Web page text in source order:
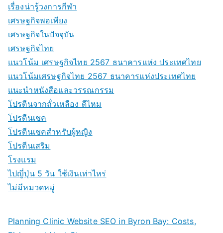
เรื่องน่ารู้วงการกีฬา
เศรษฐกิจพอเพียง
เศรษฐกิจในปัจจุบัน
เศรษฐกิจไทย
แนวโน้ม เศรษฐกิจไทย 2567 ธนาคารแห่ง ประเทศไทย
แนวโน้มเศรษฐกิจไทย 2567 ธนาคารแห่งประเทศไทย
แนะนำหนังสือและวรรณกรรม
โปรตีนจากถั่วเหลือง ดีไหม
โปรตีนเชค
โปรตีนเชคสำหรับผู้หญิง
โปรตีนเสริม
โรงแรม
ไปญี่ปุ่น 5 วัน ใช้เงินเท่าไหร่
ไม่มีหมวดหมู่
Planning Clinic Website SEO in Byron Bay: Costs,